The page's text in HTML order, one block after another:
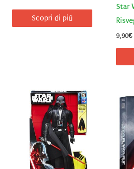
Scopri di più
Star
9,90€